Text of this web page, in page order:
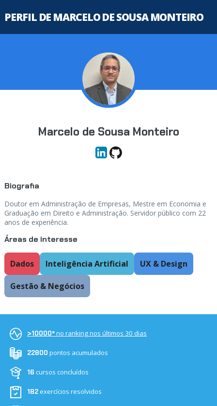
PERFIL DE MARCELO DE SOUSA MONTEIRO
Marcelo de Sousa Monteiro
Biografia
Doutor em Administração de Empresas, Mestre em Economia e
Graduação em Direito e Administração. Servidor público com 22
anos de experiência.
Áreas de interesse
Dados Inteligência Artificial UX & Design
Gestão & Negócios
>10000ºno ranking nos últimos 30 dias
22800 pontos acumulados
16 cursos concluídos
182exercícios resolvidos